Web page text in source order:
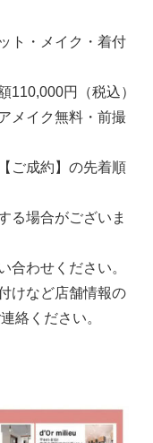
ト・メイク・着付
円（税込）
メイク無料・前撮
ご成約】の先着順
る場合がございま
合わせください。
けなど店舗情報の
絡ください。